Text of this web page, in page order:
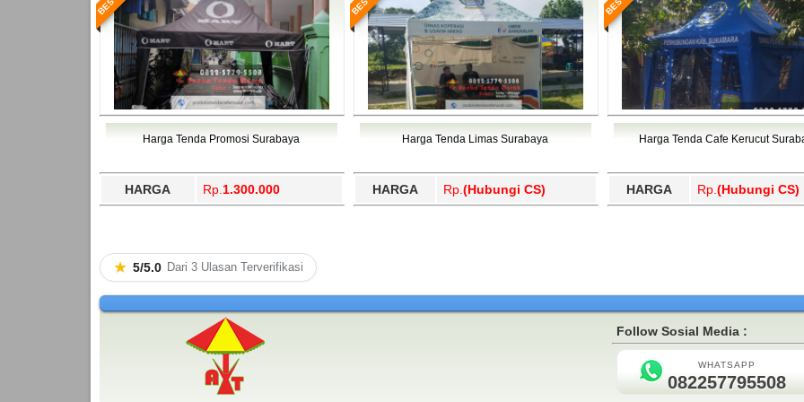
Harga Tenda Promosi Surabaya
HARGA Rp. 1.300.000
Harga Tenda Limas Surabaya
HARGA Rp. (Hubungi CS)
Harga Tenda Cafe Kerucut
HARGA Rp. (Hubungi CS)
★ 5/5.0 Dari 3 Ulasan Terverifikasi
Follow Sosial Media :
WHATSAPP
082257795508